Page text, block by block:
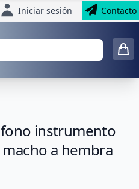
Iniciar sesión Contacto
instrumento
a hembra